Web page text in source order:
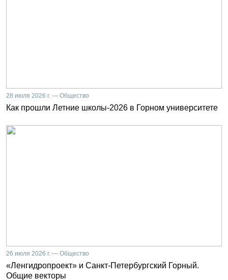
28 июля 2026 г. — Общество
Как прошли Летние школы-2026 в Горном университете
26 июля 2026 г. — Общество
«Ленгидропроект» и Санкт-Петербургский Горный.
Общие векторы